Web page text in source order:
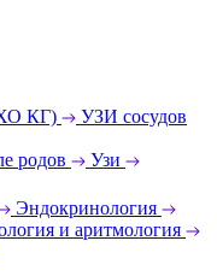
КГ)
УЗИ сосудов
родов
Узи
Эндокринология
и аритмология